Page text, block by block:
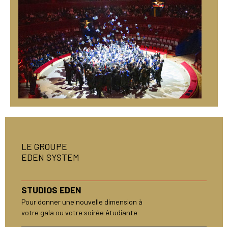
LE GROUPE
EDEN SYSTEM
STUDIOS EDEN
Pour donner une nouvelle dimension à
votre gala ou votre soirée étudiante